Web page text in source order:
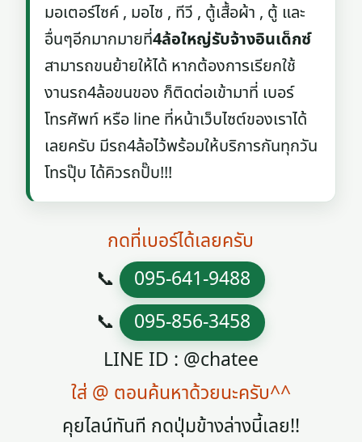
มอเตอร์ไซค์ , มอไซ , ทีวี , ตู้เสื้อผ้า , ตู้ และ
อื่นๆอีกมากมายที่4ล้อใหญ่รับจ้างอินเด็กซ์
สามารถขนย้ายให้ได้ หากต้องการเรียกใช้
งานรถ4ล้อขนของ ก็ติดต่อเข้ามาที่ เบอร์
โทรศัพท์ หรือ line ที่หน้าเว็บไซต์ของเราได้
เลยครับ มีรถ4ล้อไว้พร้อมให้บริการกันทุกวัน
โทรปุ๊บ ได้คิวรถปั๊บ!!!
กดที่เบอร์ได้เลยครับ
📞 095-641-9488
📞 095-856-3458
LINE ID : @chatee
ใส่ @ ตอนค้นหาด้วยนะครับ^^
คุยไลน์ทันที กดปุ่มข้างล่างนี้เลย!!